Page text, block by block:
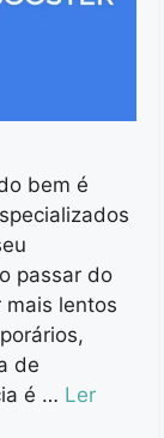
bem é
passar do
lentos
de
é … Ler